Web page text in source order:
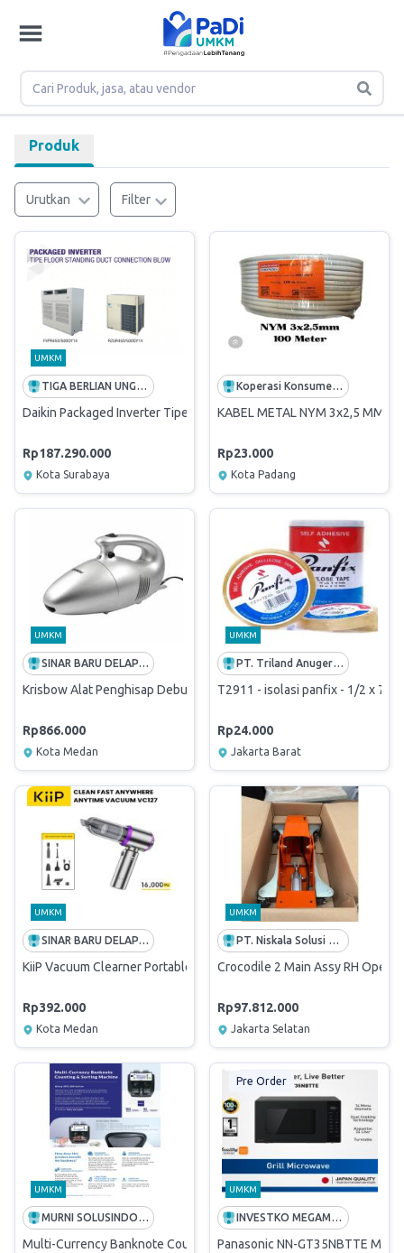
Produk
Urutkan Filter
UMKM
TIGA BERLIAN UNGGUL
Daikin Packaged Inverter Tipe Floor Standing Duct Conn. Blow (
Rp187.290.000
Kota Surabaya
Koperasi Konsumen Karyawan Pelindo Teluk Bayur
KABEL METAL NYM 3x2,5 MM2 /
Rp23.000
Kota Padang
UMKM
SINAR BARU DELAPAN ENAM
Krisbow Alat Penghisap Debu Kering Turbo Tiger 600 W Vacuum
Rp866.000
Kota Medan
UMKM
PT. Triland Anugerah Mandiri
T2911 - isolasi panfix - 1/2 x 72
Rp24.000
Jakarta Barat
UMKM
SINAR BARU DELAPAN ENAM
KiiP Vacuum Clearner Portable Kiip V 127
Rp392.000
Kota Medan
UMKM
PT. Niskala Solusi Utama
Crocodile 2 Main Assy RH
Rp97.812.000
Jakarta Selatan
UMKM
MURNI SOLUSINDO NUSANTARA
Multi-Currency Banknote Counting & Sorting Machine GFS-220
Pre Order
UMKM
INVESTKO MEGAMART | SUPPLIER TERBAIK PADI UMKM
Panasonic NN-GT35NBTTE